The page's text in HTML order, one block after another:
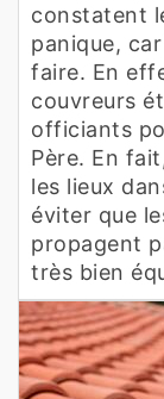
constatent
panique,
faire. En
couvreurs
officiants
Père. En
les lieux
éviter que
propagent
très bien